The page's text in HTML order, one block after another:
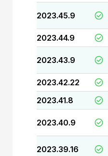
2023.45.9
2023.44.9
2023.43.9
2023.42.22
2023.41.8
2023.40.9
2023.39.16